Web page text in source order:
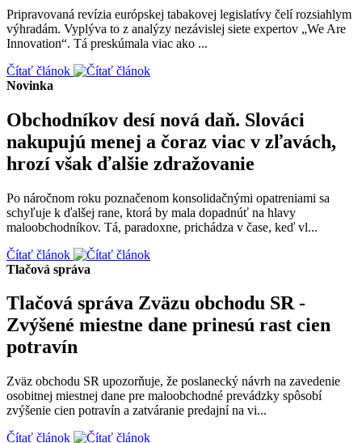
Pripravovaná revízia európskej tabakovej legislatívy čelí rozsiahlym
výhradám. Vyplýva to z analýzy nezávislej siete expertov „We Are
Innovation“. Tá preskúmala viac ako ...
Čítať článok
Novinka
Obchodníkov desí nová daň. Slováci
nakupujú menej a čoraz viac v zľavách,
hrozí však ďalšie zdražovanie
Po náročnom roku poznačenom konsolidačnými opatreniami sa
schyľuje k ďalšej rane, ktorá by mala dopadnúť na hlavy
maloobchodníkov. Tá, paradoxne, prichádza v čase, keď vl...
Čítať článok
Tlačová správa
Tlačová správa Zväzu obchodu SR -
Zvýšené miestne dane prinesú rast cien
potravín
Zväz obchodu SR upozorňuje, že poslanecký návrh na zavedenie
osobitnej miestnej dane pre maloobchodné prevádzky spôsobí
zvýšenie cien potravín a zatváranie predajní na vi...
Čítať článok